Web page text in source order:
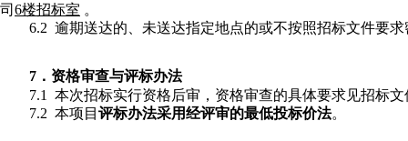
司 6楼招标室 。
6.2 逾期送达的、未送达指定地点的或不按照招标文件要
7．资格审查与评标办法
7.1 本次招标实行资格后审，资格审查的具体要求见招标文
7.2 本项目 评标办法采用经评审的最低投标价法。